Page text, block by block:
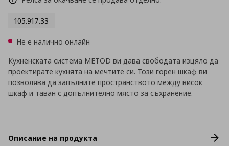
105.917.33
Не е налично онлайн
Кухненската система METOD ви дава свободата изцяло да
проектирате кухнята на мечтите си. Този горен шкаф ви
позволява да запълните пространството между висок
шкаф и таван с допълнително място за съхранение.
Описание на продукта